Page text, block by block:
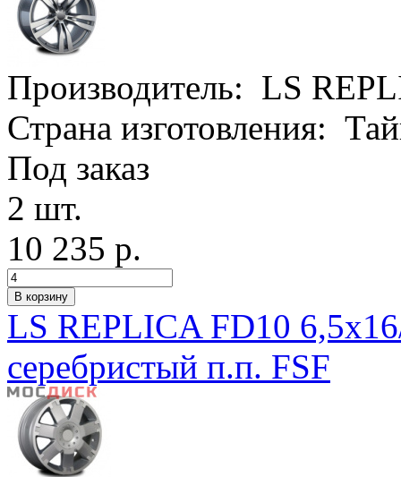
Производитель: LS
Страна изготовления:
Под заказ
2 шт.
10 235 р.
LS REPLICA FD10
серебристый п.п. FSF